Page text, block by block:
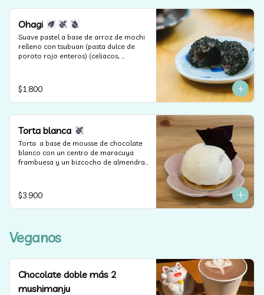
Ohagi
Suave pastel a base de arroz de mochi
relleno con tsubuan (pasta dulce de
poroto rojo enteros) (celiacos,
$1.800
Torta blanca
Torta  a base de mousse de chocolate
blanco con un centro de maracuya
frambuesa y un bizcocho de almendras
$3.900
Veganos
Chocolate doble más 2
mushimanju